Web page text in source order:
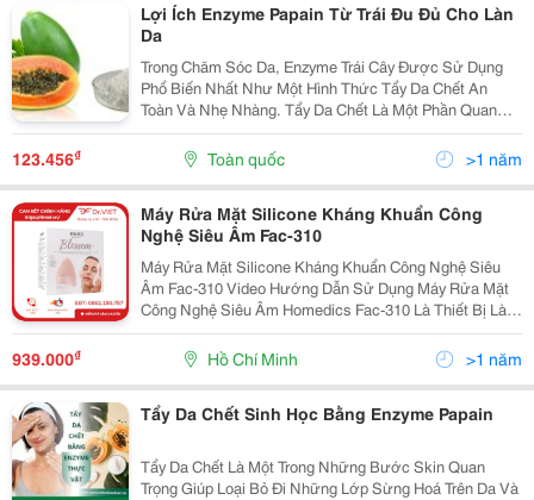
Lợi Ích Enzyme Papain Từ Trái Đu Đủ Cho Làn
Da
Trong Chăm Sóc Da, Enzyme Trái Cây Được Sử Dụng
Phổ Biến Nhất Như Một Hình Thức Tẩy Da Chết An
Toàn Và Nhẹ Nhàng. Tẩy Da Chết Là Một Phần Quan
Trọng Trong Quá Trình Chăm Sóc Da Của Bạn Vì Nó
Đóng Vai Trò Quan Trọng Trong Việc Loại Bỏ Lớp Tế Bào
123.456₫ Toàn quốc >1 năm
Máy Rửa Mặt Silicone Kháng Khuẩn Công
Nghệ Siêu Âm Fac-310
Máy Rửa Mặt Silicone Kháng Khuẩn Công Nghệ Siêu
Âm Fac-310 Video Hướng Dẫn Sử Dụng Máy Rửa Mặt
Công Nghệ Siêu Âm Homedics Fac-310 Là Thiết Bị Làm
Đẹp Không Thể Thiếu Giúp Thu Nhỏ Lỗ Chân Lông Và
Tẩy Da Chết. Homedics Silicone Facial Cleanser Cung...
939.000₫ Hồ Chí Minh >1 năm
Tẩy Da Chết Sinh Học Bằng Enzyme Papain
Tẩy Da Chết Là Một Trong Những Bước Skin Quan
Trọng Giúp Loại Bỏ Đi Những Lớp Sừng Hoá Trên Da Và